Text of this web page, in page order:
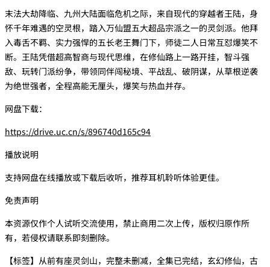
末法大劫降临、九州大陆面临危机之际，来自现代的穿越者王陆，身
怀千年难遇的空灵根，踏入万仙盟五大超品宗派之一的灵剑派。他拜
入毒舌不羁、实力强悍的五长老王舞门下，师徒二人日常互怼爆笑不
断。王陆凭借超高智商与现代思维，在修仙路上一路开挂，智斗强
敌、玩转门派纷争，带领同伴闯秘境、平战乱、破阴谋，从草根逆袭
为绝世强者，全程高能无厘头，爆笑与热血并存。
网盘下载：
https://drive.uc.cn/s/896740d165c94
播放说明
支持网盘在线播放或下载后收听，推荐耳机聆听体验更佳。
免责声明
本资源仅作个人试听交流使用，禁止商用二次上传，版权归原作所
有，若侵权请联系即刻删除。
【标签】从前有座灵剑山，完整未删减，全集已完结，玄幻修仙，古